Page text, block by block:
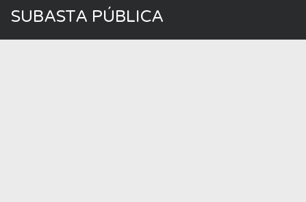
SUBASTA PÚBLICA